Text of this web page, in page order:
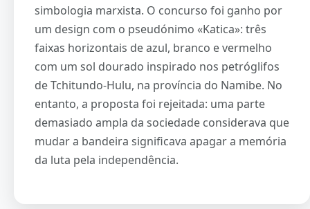
simbologia marxista. O concurso foi ganho por
um design com o pseudónimo «Katica»: três
faixas horizontais de azul, branco e vermelho
com um sol dourado inspirado nos petróglifos
de Tchitundo-Hulu, na província do Namibe. No
entanto, a proposta foi rejeitada: uma parte
demasiado ampla da sociedade considerava que
mudar a bandeira significava apagar a memória
da luta pela independência.